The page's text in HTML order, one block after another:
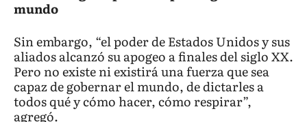
mundo
Sin embargo, “el poder de Estados Unidos y sus
aliados alcanzó su apogeo a finales del siglo XX.
Pero no existe ni existirá una fuerza que sea
capaz de gobernar el mundo, de dictarles a
todos qué y cómo hacer, cómo respirar”,
agregó.